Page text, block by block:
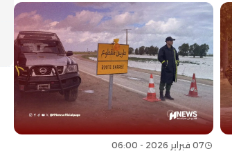
07 فبراير 2026 - 06:00